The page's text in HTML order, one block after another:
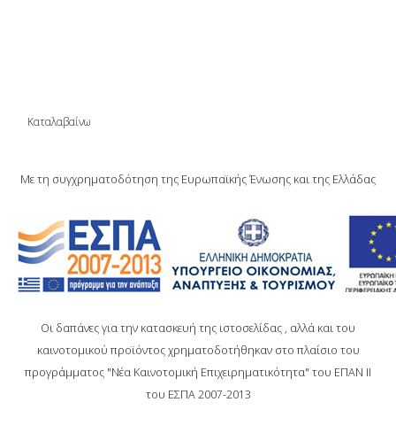
Καταλαβαίνω
Με τη συγχρηματοδότηση της Ευρωπαϊκής Ένωσης και της Ελλάδας
Οι δαπάνες για την κατασκευή της ιστοσελίδας , αλλά και του
καινοτομικού προϊόντος χρηματοδοτήθηκαν στο πλαίσιο του
προγράμματος "Νέα Καινοτομική Επιχειρηματικότητα" του ΕΠΑΝ ΙΙ
του ΕΣΠΑ 2007-2013